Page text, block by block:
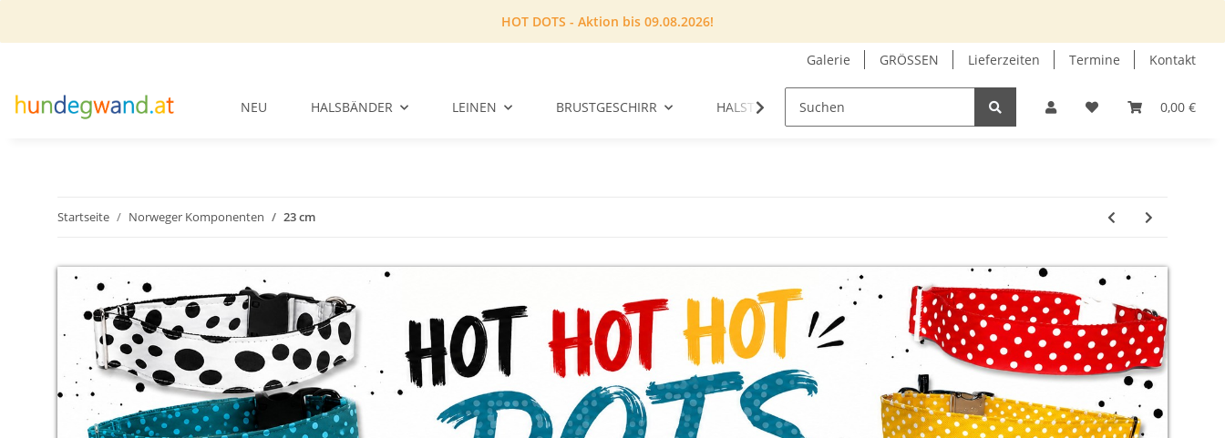
HOT DOTS - Aktion bis 09.08.2026!
Galerie GRÖSSEN Lieferzeiten Termine Kontakt
0,00 €
NEU HALSBÄNDER LEINEN BRUSTGESCHIRR HALSTUCH GUTSCHEIN INFOECKE
Startseite Norweger Komponenten 23 cm